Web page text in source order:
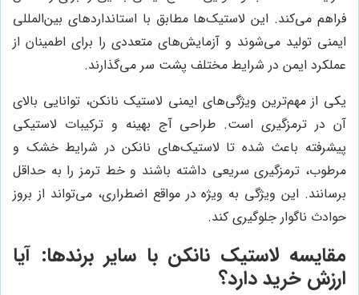
فراهم می‌کند. این لاستیک‌ها مطابق با استانداردهای بین‌المللی
ایمنی تولید می‌شوند و آزمایش‌های متعددی را برای اطمینان از
عملکرد ایمن در شرایط مختلف پشت سر می‌گذارند.
یکی از مهم‌ترین ویژگی‌های ایمنی لاستیک نانکن، توانایی بالای
آن در ترمزگیری است. طراحی آج بهینه و ترکیبات لاستیکی
پیشرفته باعث شده تا لاستیک‌های نانکن در شرایط خشک و
مرطوب، ترمزگیری سریعی داشته باشند و خط ترمز را به حداقل
برسانند. این ویژگی به ویژه در مواقع اضطراری، می‌تواند از بروز
حوادث ناگوار جلوگیری کند.
مقایسه لاستیک نانکن با سایر برندها: آیا
ارزش خرید دارد؟